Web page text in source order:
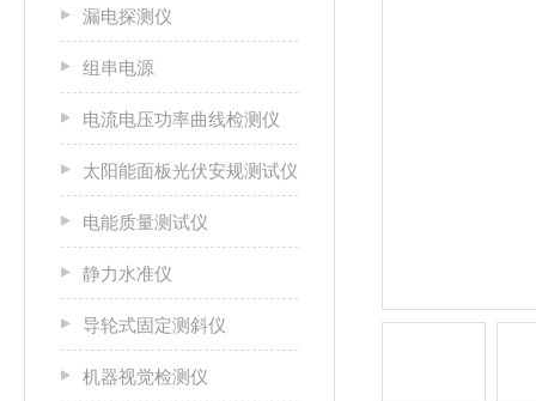
漏电探测仪
组串电源
电流电压功率曲线检测仪
太阳能面板光伏安规测试仪
电能质量测试仪
静力水准仪
导轮式固定测斜仪
机器视觉检测仪